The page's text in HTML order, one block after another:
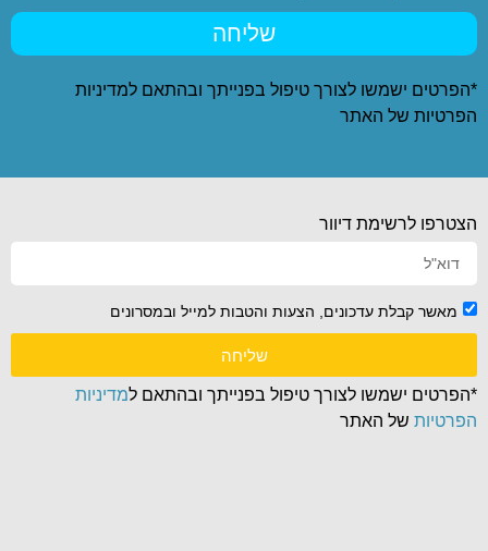
שליחה
*הפרטים ישמשו לצורך טיפול בפנייתך ובהתאם למדיניות
הפרטיות של האתר
הצטרפו לרשימת דיוור
מאשר קבלת עדכונים, הצעות והטבות למייל ובמסרונים
שליחה
*הפרטים ישמשו לצורך טיפול בפנייתך ובהתאם למדיניות
הפרטיות של האתר